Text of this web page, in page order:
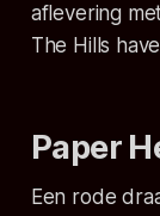
aflevering
The Hills
Paper
Een rode